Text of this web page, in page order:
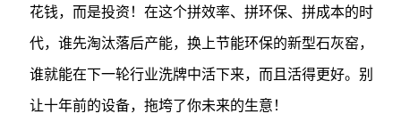
花钱，而是投资！在这个拼效率、拼环保、拼成本的时
代，谁先淘汰落后产能，换上节能环保的新型石灰窑，
谁就能在下一轮行业洗牌中活下来，而且活得更好。别
让十年前的设备，拖垮了你未来的生意！